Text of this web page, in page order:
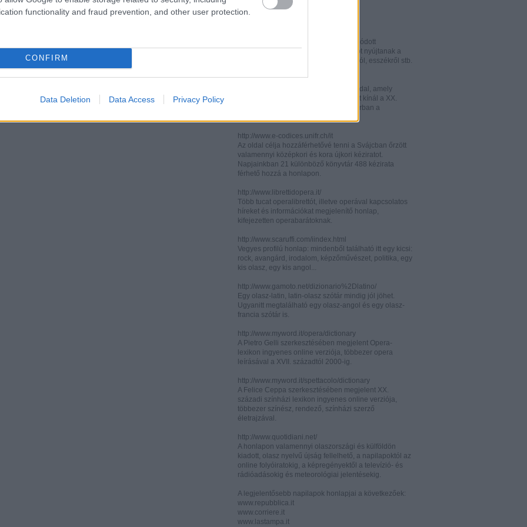
functionality and fraud prevention, and other user protection.
CONFIRM
Data Deletion Data Access Privacy Policy
http://www.italianistica.info/
Két, italianisztikai kutatásra specializálódott
információs portál - számos információt nyújtanak a
legújabb publikációkról, konferenciákról, esszékről stb.
http://digilander.libero.it/letteratura/
Könnyen áttkinthető irodalomkritikai oldal, amely
műelemzéseket és szerzői életrajzokat kínál a XX.
század elejéről. Célközönsége elsősorban a
http://www.e-codices.unifr.ch/it
Az oldal célja hozzáférhetővé tenni a Svájcban őrzött
valamennyi középkori és kora újkori kéziratot.
Napjainkban 21 különböző könyvtár 488 kézirata
férhető hozzá a honlapon.
http://www.librettidopera.it/
Több tucat operalibrettót, illetve operával kapcsolatos
híreket és információkat megjelenítő honlap,
kifejezetten operabarátoknak.
http://www.scaruffi.com/iindex.html
Vegyes profilú honlap: mindenből található itt egy kicsi:
rock, avangárd, irodalom, képzőművészet, politika, egy
kis olasz, egy kis angol...
http://www.gamoto.net/dizionario%2Dlatino/
Egy olasz-latin, latin-olasz szótár mindig jól jöhet.
Ugyanitt megtalálható egy olasz-angol és egy olasz-
francia szótár is.
http://www.myword.it/opera/dictionary
A Pietro Gelli szerkesztésében megjelent Opera-
lexikon ingyenes online verziója, többezer opera
leírásával a XVII. századtól 2000-ig.
http://www.myword.it/spettacolo/dictionary
A Felice Ceppa szerkesztésében megjelent XX.
századi színházi lexikon ingyenes online verziója,
többezer színész, rendező, színházi szerző
életrajzával.
http://www.quotidiani.net/
A honlapon valamennyi olaszországi és külföldön
kiadott, olasz nyelvű újság fellelhető, a napilapoktól az
online folyóiratokig, a képregényektől a televízió- és
rádióadásokig és meteorológiai jelentésekig.
A legjelentősebb napilapok honlapjai a következőek:
www.repubblica.it
www.corriere.it
www.lastampa.it